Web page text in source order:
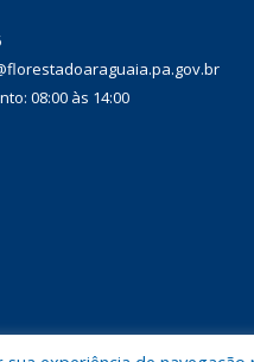
08:00 às 14:00